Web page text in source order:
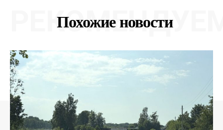
Похожие новости